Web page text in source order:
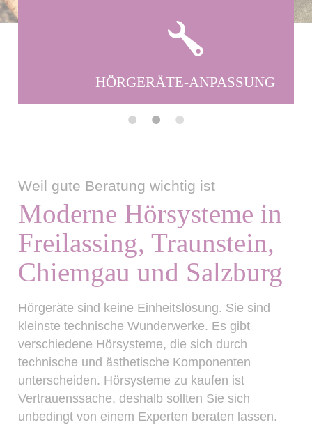
HÖRGERÄTE-ANPASSUNG
• • •
Weil gute Beratung wichtig ist
Moderne Hörsysteme in
Freilassing, Traunstein,
Chiemgau und Salzburg
Hörgeräte sind keine Einheitslösung. Sie sind
kleinste technische Wunderwerke. Es gibt
verschiedene Hörsysteme, die sich durch
technische und ästhetische Komponenten
unterscheiden. Hörsysteme zu kaufen ist
Vertrauenssache, deshalb sollten Sie sich
unbedingt von einem Experten beraten lassen.